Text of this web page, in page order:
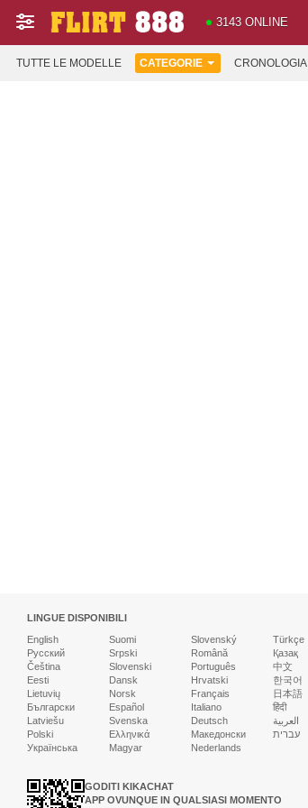
3143 ONLINE
TUTTE LE MODELLE CATEGORIE CRONOLOGIA
LINGUE DISPONIBILI
English
Русский
Čeština
Eesti
Lietuvių
Български
Latviešu
Polski
Українська
Suomi
Srpski
Slovenski
Dansk
Norsk
Español
Svenska
Ελληνικά
Magyar
Slovenský
Română
Português
Hrvatski
Français
Italiano
Deutsch
Македонски
Nederlands
Türkçe
Қазақ
中文
한국어
日本語
हिंदी
العربية
עברית
GODITI KIKACHAT
APP OVUNQUE IN QUALSIASI MOMENTO